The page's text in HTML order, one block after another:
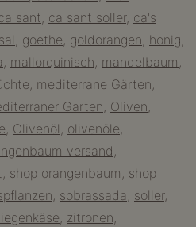
sant, ca sant soller, ca's
, goethe, goldorangen, honig,
, mallorquinisch, mandelbaum ,
, mediterrane Gärten,
Garten, Oliven,
, Olivenöl , olivenöle,
versand,
, shop orangenbaum , shop
, sobrassada , soller,
, zitronen,